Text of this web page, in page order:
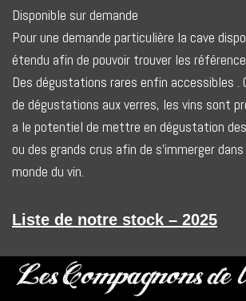
Disponible sur demande
Pour une demande particulière la cave
étendu afin de pouvoir trouver les
Des dégustations rares enfin accessibles .
de dégustations aux verres, les vins sont
a le potentiel de mettre en dégustation
ou des grands crus afin de s’immerger
monde du vin.
Liste de notre stock – 2025